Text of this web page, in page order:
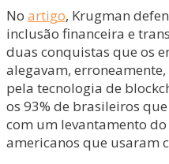
No artigo, Krugman
inclusão financeira e
duas conquistas que os
alegavam,
pela tecnologia de
os 93% de brasileiros
com um levantamento do
americanos que usaram